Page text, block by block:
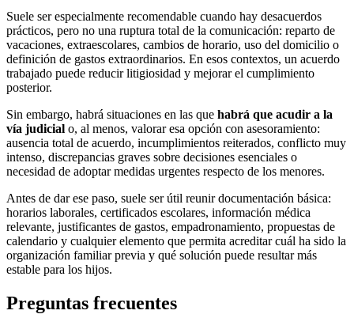
Suele ser especialmente recomendable cuando hay desacuerdos
prácticos, pero no una ruptura total de la comunicación: reparto de
vacaciones, extraescolares, cambios de horario, uso del domicilio o
definición de gastos extraordinarios. En esos contextos, un acuerdo
trabajado puede reducir litigiosidad y mejorar el cumplimiento
posterior.
Sin embargo, habrá situaciones en las que habrá que acudir a la
vía judicial o, al menos, valorar esa opción con asesoramiento:
ausencia total de acuerdo, incumplimientos reiterados, conflicto muy
intenso, discrepancias graves sobre decisiones esenciales o
necesidad de adoptar medidas urgentes respecto de los menores.
Antes de dar ese paso, suele ser útil reunir documentación básica:
horarios laborales, certificados escolares, información médica
relevante, justificantes de gastos, empadronamiento, propuestas de
calendario y cualquier elemento que permita acreditar cuál ha sido la
organización familiar previa y qué solución puede resultar más
estable para los hijos.
Preguntas frecuentes